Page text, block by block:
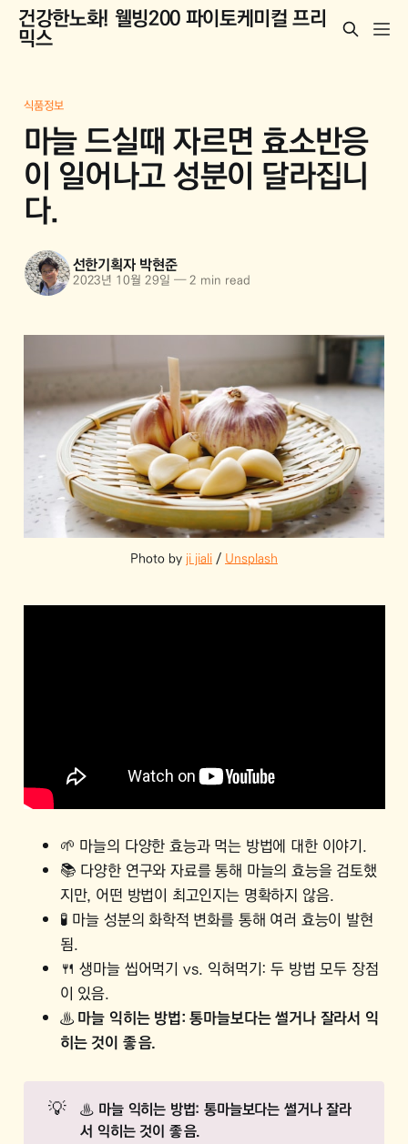
건강한노화! 웰빙200 파이토케미컬 프리
믹스
식품정보
마늘 드실때 자르면 효소반응
이 일어나고 성분이 달라집니
다.
선한기획자 박현준
2023년 10월 29일 —2 min read
Photo by ji jiali / Unsplash
🌱 마늘의 다양한 효능과 먹는 방법에 대한 이야기.
📚 다양한 연구와 자료를 통해 마늘의 효능을 검토했
지만, 어떤 방법이 최고인지는 명확하지 않음.
🧪 마늘 성분의 화학적 변화를 통해 여러 효능이 발현
됨.
🍴 생마늘 씹어먹기 vs. 익혀먹기: 두 방법 모두 장점
이 있음.
♨️ 마늘 익히는 방법: 통마늘보다는 썰거나 잘라서 익
히는 것이 좋음.
💡
♨️ 마늘 익히는 방법: 통마늘보다는 썰거나 잘라
서 익히는 것이 좋음.